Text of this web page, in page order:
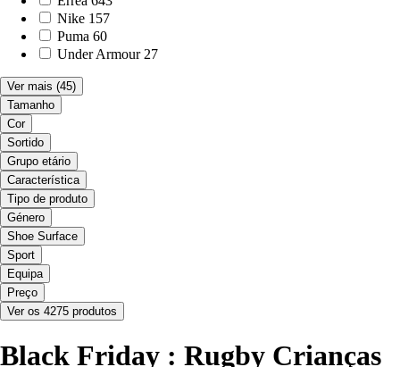
Nike 157
Puma 60
Under Armour 27
Ver mais (45)
Tamanho
Cor
Sortido
Grupo etário
Característica
Tipo de produto
Género
Shoe Surface
Sport
Equipa
Preço
Ver os 4275 produtos
Black Friday : Rugby Crianças